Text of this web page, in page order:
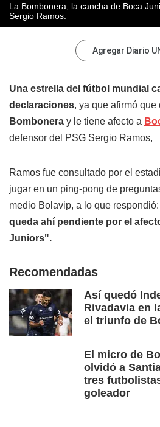
La Bombonera, la cancha de Boca
Sergio Ramos.
Agregar Diario
Una estrella del fútbol mundial
declaraciones, ya que afirmó que
Bombonera y le tiene afecto a
defensor del PSG Sergio Ramos,
Ramos fue consultado por el
jugar en un ping-pong de
medio Bolavip, a lo que respondió:
queda ahí pendiente por el
Juniors".
Recomendadas
Así quedó
Rivadavia en
el triunfo de
El micro de
olvidó a
tres
goleador